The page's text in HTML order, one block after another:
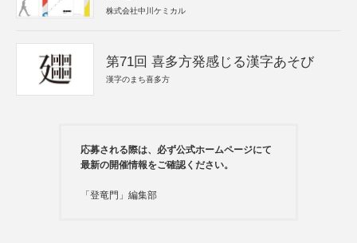
株式会社中川ケミカル
第71回 喜多方発感じる漢字あそび
漢字のまち喜多方
応募される際は、必ず公式ホームページにて
最新の開催情報をご確認ください。
「登竜門」編集部